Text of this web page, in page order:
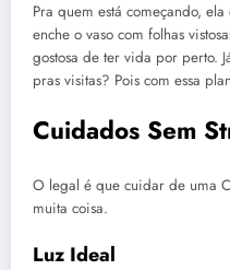
Pra quem está começando,
enche o vaso com folhas
gostosa de ter vida por perto.
pras visitas? Pois com essa
Cuidados Sem
O legal é que cuidar de uma
muita coisa.
Luz Ideal